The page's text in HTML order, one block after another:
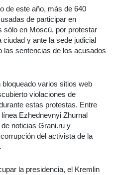
de este año, más de 640
de participar en
sólo en Moscú, por protestar
y ante la sede judicial
las sentencias de los acusados
varios sitios web
violaciones de
estas protestas. Entre
Ezhednevnyi Zhurnal
de noticias Grani.ru y
del activista de la
la presidencia, el Kremlin